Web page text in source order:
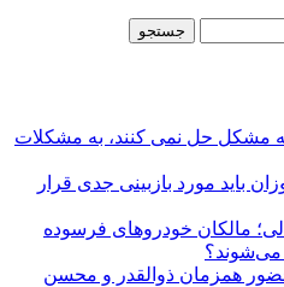
مشکل حل نمی کنند، به مشکلات
باید مورد بازبینی جدی قرار
مالکان خودرو‌های فرسوده
می‌شوند؟
همزمان ذوالقدر و محسن